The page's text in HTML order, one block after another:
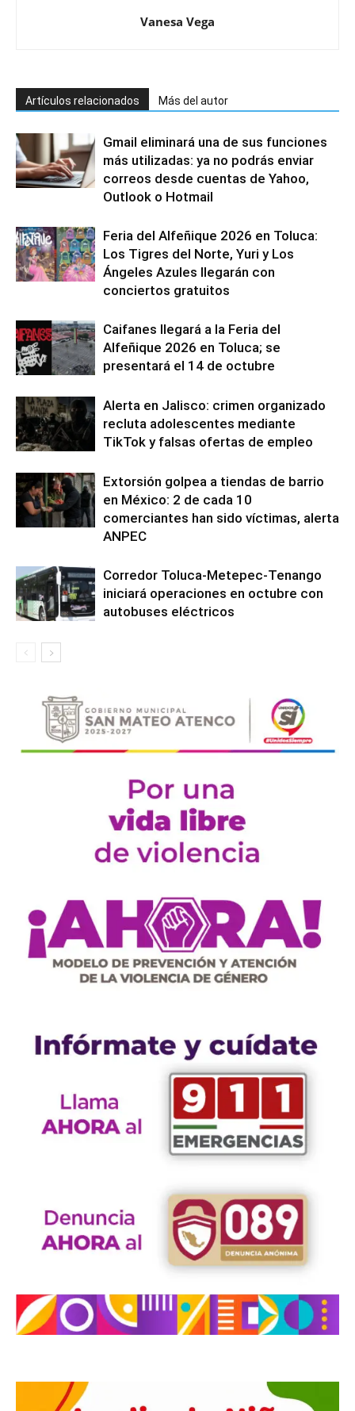
Vanesa Vega
Artículos relacionados Más del autor
Gmail eliminará una de sus funciones
más utilizadas: ya no podrás enviar
correos desde cuentas de Yahoo,
Outlook o Hotmail
Feria del Alfeñique 2026 en Toluca:
Los Tigres del Norte, Yuri y Los
Ángeles Azules llegarán con
conciertos gratuitos
Caifanes llegará a la Feria del
Alfeñique 2026 en Toluca; se
presentará el 14 de octubre
Alerta en Jalisco: crimen organizado
recluta adolescentes mediante
TikTok y falsas ofertas de empleo
Extorsión golpea a tiendas de barrio
en México: 2 de cada 10
comerciantes han sido víctimas, alerta
ANPEC
Corredor Toluca-Metepec-Tenango
iniciará operaciones en octubre con
autobuses eléctricos